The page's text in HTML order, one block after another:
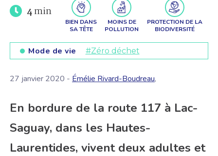
4min
BIEN DANS
SA TÊTE
MOINS DE
POLLUTION
PROTECTION DE LA
BIODIVERSITÉ
Mode de vie #Zéro déchet
27 janvier 2020 - Émélie Rivard-Boudreau,
En bordure de la route 117 à Lac-
Saguay, dans les Hautes-
Laurentides, vivent deux adultes et